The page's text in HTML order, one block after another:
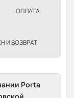
ОПЛАТА
И ВОЗВРАТ
Porta